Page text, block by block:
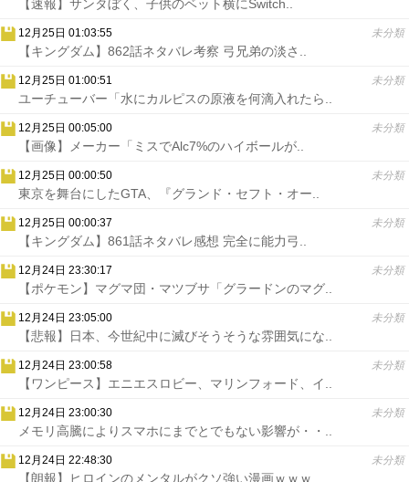
【速報】サンタぼく、子供のベット横にSwitch..
12月25日 01:03:55 未分類
【キングダム】862話ネタバレ考察 弓兄弟の淡さ..
12月25日 01:00:51 未分類
ユーチューバー「水にカルピスの原液を何滴入れたら..
12月25日 00:05:00 未分類
【画像】メーカー「ミスでAlc7%のハイボールが..
12月25日 00:00:50 未分類
東京を舞台にしたGTA、『グランド・セフト・オー..
12月25日 00:00:37 未分類
【キングダム】861話ネタバレ感想 完全に能力弓..
12月24日 23:30:17 未分類
【ポケモン】マグマ団・マツブサ「グラードンのマグ..
12月24日 23:05:00 未分類
【悲報】日本、今世紀中に滅びそうそうな雰囲気にな..
12月24日 23:00:58 未分類
【ワンピース】エニエスロビー、マリンフォード、イ..
12月24日 23:00:30 未分類
メモリ高騰によりスマホにまでとでもない影響が・・..
12月24日 22:48:30 未分類
【朗報】ヒロインのメンタルがクソ強い漫画ｗｗｗ..